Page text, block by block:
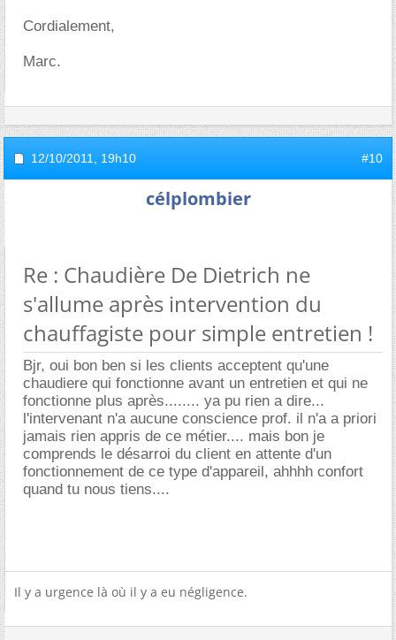
Cordialement,
Marc.
12/10/2011, 19h10 #10
célplombier
Re : Chaudière De Dietrich ne
s'allume après intervention du
chauffagiste pour simple entretien !
Bjr, oui bon ben si les clients acceptent qu'une
chaudiere qui fonctionne avant un entretien et qui ne
fonctionne plus après........ ya pu rien a dire...
l'intervenant n'a aucune conscience prof. il n'a a priori
jamais rien appris de ce métier.... mais bon je
comprends le désarroi du client en attente d'un
fonctionnement de ce type d'appareil, ahhhh confort
quand tu nous tiens....
Il y a urgence là où il y a eu négligence.